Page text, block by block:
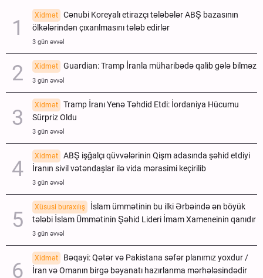
Xidmət
Cənubi Koreyalı etirazçı tələbələr ABŞ bazasının
ölkələrindən çıxarılmasını tələb edirlər
3 gün əvvəl
Xidmət Guardian: Tramp İranla müharibədə qalib gələ bilməz
3 gün əvvəl
Xidmət
Tramp İranı Yenə Təhdid Etdi: İordaniya Hücumu
Sürpriz Oldu
3 gün əvvəl
Xidmət
ABŞ işğalçı qüvvələrinin Qişm adasında şəhid etdiyi
İranın sivil vətəndaşlar ilə vida mərasimi keçirilib
3 gün əvvəl
Xüsusi buraxılış
İslam ümmətinin bu ilki Ərbəində ən böyük
tələbi İslam Ümmətinin Şəhid Lideri İmam Xameneinin qanıdır
3 gün əvvəl
Xidmət
Bəqayi: Qətər və Pakistana səfər planımız yoxdur /
İran və Omanın birgə bəyanatı hazırlanma mərhələsindədir